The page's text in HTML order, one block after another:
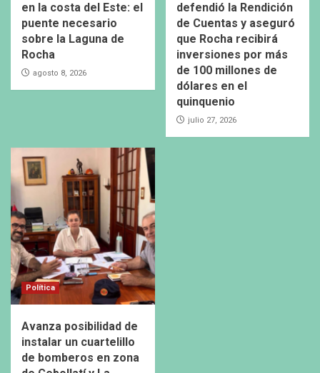
en la costa del Este: el
puente necesario
sobre la Laguna de
Rocha
agosto 8, 2026
defendió la Rendición
de Cuentas y aseguró
que Rocha recibirá
inversiones por más
de 100 millones de
dólares en el
quinquenio
julio 27, 2026
Política
Avanza posibilidad de
instalar un cuartelillo
de bomberos en zona